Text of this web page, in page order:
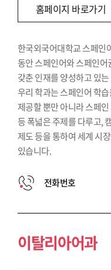
홈페이지 바로가기
한국외국어대학교 스페인
동안 스페인어와 스페인
갖춘 인재를 양성하고 있
우리 학과는 스페인어 학
제공할 뿐만 아니라 스페
등 폭넓은 주제를 다루고,
제도 등을 통하여 세계 시
있습니다.
전화번호
이탈리아어과